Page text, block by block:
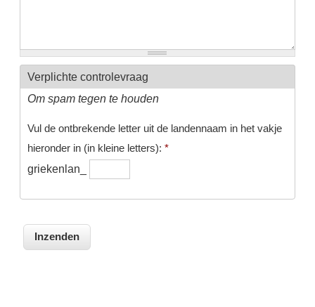
Verplichte controlevraag
Om spam tegen te houden
Vul de ontbrekende letter uit de landennaam in het vakje
hieronder in (in kleine letters): *
griekenlan_